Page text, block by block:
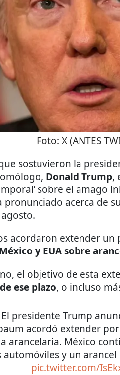
Foto: X (ANTES
sostuvieron la
Donald Trump,
sobre el amago
acerca de
acordaron extender un
México y EUA sobre
el objetivo de esta
ese plazo, o incluso
presidente Trump
acordó extender
arancelaria. México
automóviles y un
pic.twitter.com/